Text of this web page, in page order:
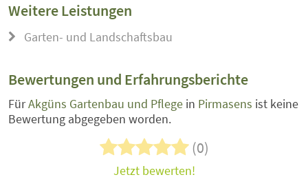
Weitere Leistungen
Garten- und Landschaftsbau
Bewertungen und Erfahrungsberichte
FürAkgüns Gartenbau und Pflege in Pirmasens ist keine
Bewertung abgegeben worden.
(0)
Jetzt bewerten!